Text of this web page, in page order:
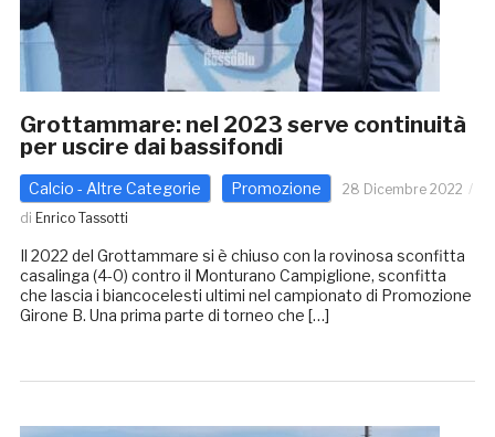
Grottammare: nel 2023 serve continuità
per uscire dai bassifondi
Calcio - Altre Categorie Promozione
28 Dicembre 2022
di Enrico Tassotti
Il 2022 del Grottammare si è chiuso con la rovinosa sconfitta
casalinga (4-0) contro il Monturano Campiglione, sconfitta
che lascia i biancocelesti ultimi nel campionato di Promozione
Girone B. Una prima parte di torneo che […]